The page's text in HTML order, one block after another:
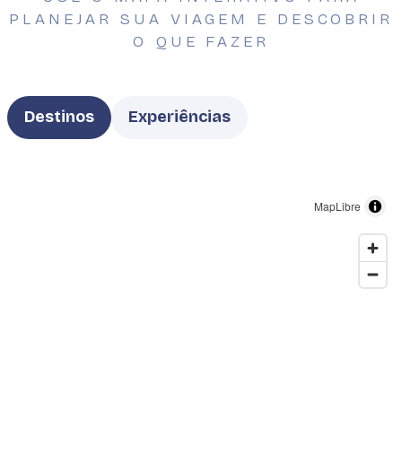
PLANEJAR SUA VIAGEM E DESCOBRIR
O QUE FAZER
TypeDestinos Experiências
MapLibre